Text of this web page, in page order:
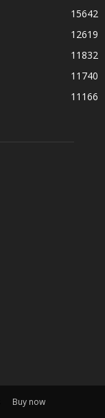
15642
12619
11832
11740
11166
Buy now